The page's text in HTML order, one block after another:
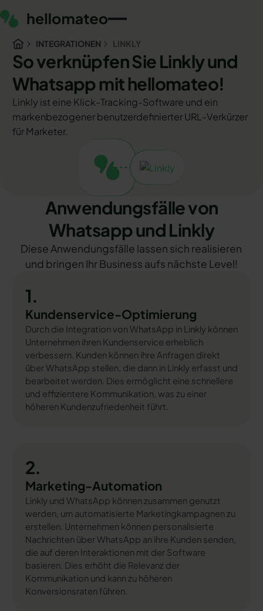
INTEGRATIONEN LINKLY
So verknüpfen Sie Linkly und
Whatsapp mit hellomateo!
Linkly ist eine Klick-Tracking-Software und ein
markenbezogener benutzerdefinierter URL-Verkürzer
für Marketer.
Anwendungsfälle von
Whatsapp und Linkly
Diese Anwendungsfälle lassen sich realisieren
und bringen Ihr Business aufs nächste Level!
1.
Kundenservice-Optimierung
Durch die Integration von WhatsApp in Linkly können
Unternehmen ihren Kundenservice erheblich
verbessern. Kunden können ihre Anfragen direkt
über WhatsApp stellen, die dann in Linkly erfasst und
bearbeitet werden. Dies ermöglicht eine schnellere
und effizientere Kommunikation, was zu einer
höheren Kundenzufriedenheit führt.
2.
Marketing-Automation
Linkly und WhatsApp können zusammen genutzt
werden, um automatisierte Marketingkampagnen zu
erstellen. Unternehmen können personalisierte
Nachrichten über WhatsApp an ihre Kunden senden,
die auf deren Interaktionen mit der Software
basieren. Dies erhöht die Relevanz der
Kommunikation und kann zu höheren
Konversionsraten führen.